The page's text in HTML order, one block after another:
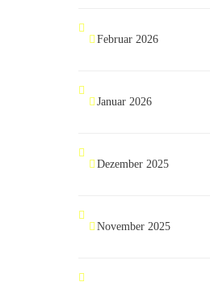
Februar 2026
Januar 2026
Dezember 2025
November 2025